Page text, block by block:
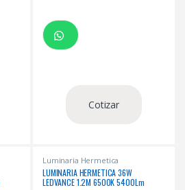
Cotizar
Luminaria Hermetica
LUMINARIA HERMETICA 36W
LEDVANCE 1.2M 6500K 5400Lm